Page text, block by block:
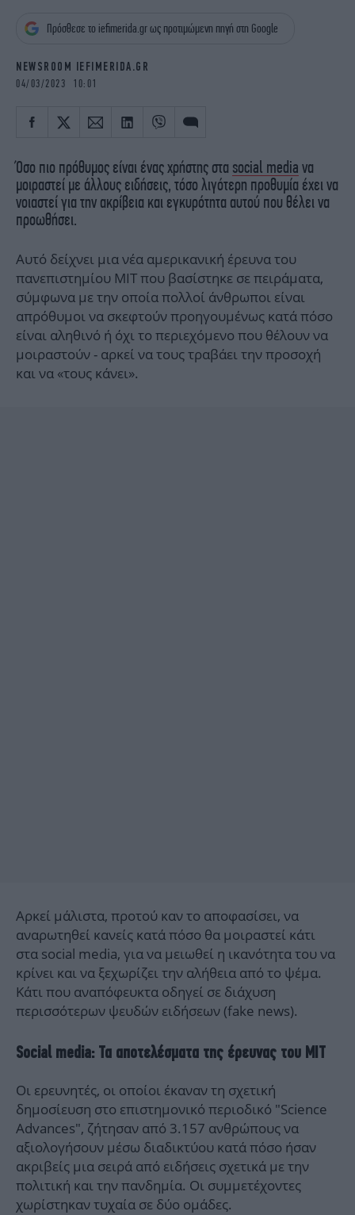
OSCARS
THE OCEAN
Πρόσθεσε το iefimerida.gr ως προτιμώμενη πηγή στη Google
NEWSROOM IEFIMERIDA.GR
04/03/2023 10:01
Όσο πιο πρόθυμος είναι ένας χρήστης στα social media να
μοιραστεί με άλλους ειδήσεις, τόσο λιγότερη προθυμία έχει να
νοιαστεί για την ακρίβεια και εγκυρότητα αυτού που θέλει να
προωθήσει.
Αυτό δείχνει μια νέα αμερικανική έρευνα του
πανεπιστημίου ΜΙΤ που βασίστηκε σε πειράματα,
σύμφωνα με την οποία πολλοί άνθρωποι είναι
απρόθυμοι να σκεφτούν προηγουμένως κατά πόσο
είναι αληθινό ή όχι το περιεχόμενο που θέλουν να
μοιραστούν - αρκεί να τους τραβάει την προσοχή
και να «τους κάνει».
Αρκεί μάλιστα, προτού καν το αποφασίσει, να
αναρωτηθεί κανείς κατά πόσο θα μοιραστεί κάτι
στα social media, για να μειωθεί η ικανότητα του να
κρίνει και να ξεχωρίζει την αλήθεια από το ψέμα.
Κάτι που αναπόφευκτα οδηγεί σε διάχυση
περισσότερων ψευδών ειδήσεων (fake news).
Social media: Τα αποτελέσματα της έρευνας του ΜΙΤ
Οι ερευνητές, οι οποίοι έκαναν τη σχετική
δημοσίευση στο επιστημονικό περιοδικό "Science
Advances", ζήτησαν από 3.157 ανθρώπους να
αξιολογήσουν μέσω διαδικτύου κατά πόσο ήσαν
ακριβείς μια σειρά από ειδήσεις σχετικά με την
πολιτική και την πανδημία. Οι συμμετέχοντες
χωρίστηκαν τυχαία σε δύο ομάδες.